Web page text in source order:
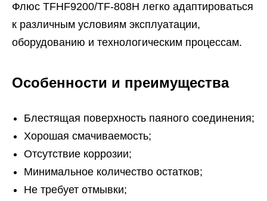
Флюс TFHF9200/TF-808H легко адаптироваться
к различным условиям эксплуатации,
оборудованию и технологическим процессам.
Особенности и преимущества
Блестящая поверхность паяного соединения;
Хорошая смачиваемость;
Отсутствие коррозии;
Минимальное количество остатков;
Не требует отмывки;